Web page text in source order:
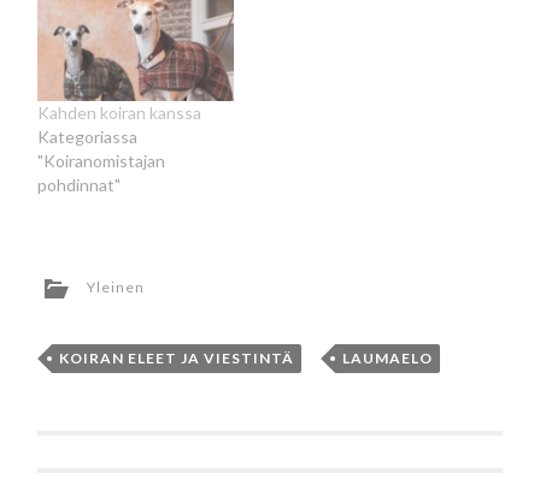
Kahden koiran kanssa
Kategoriassa
"Koiranomistajan
pohdinnat"
Yleinen
KOIRAN ELEET JA VIESTINTÄ , LAUMAELO